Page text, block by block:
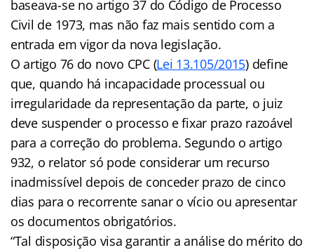
baseava-se no artigo 37 do Código de Processo
Civil de 1973, mas não faz mais sentido com a
entrada em vigor da nova legislação.
O artigo 76 do novo CPC (Lei 13.105/2015) define
que, quando há incapacidade processual ou
irregularidade da representação da parte, o juiz
deve suspender o processo e fixar prazo razoável
para a correção do problema. Segundo o artigo
932, o relator só pode considerar um recurso
inadmissível depois de conceder prazo de cinco
dias para o recorrente sanar o vício ou apresentar
os documentos obrigatórios.
“Tal disposição visa garantir a análise do mérito do